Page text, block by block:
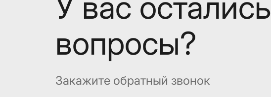
вопросы?
Закажите обратный звонок